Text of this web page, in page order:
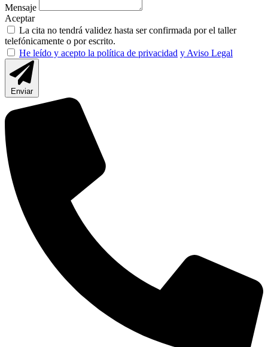
Mensaje
Aceptar
La cita no tendrá validez hasta ser confirmada por el taller
telefónicamente o por escrito.
He leído y acepto la política de privacidad y Aviso Legal
Enviar